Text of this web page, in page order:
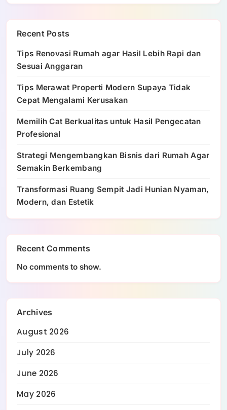
Recent Posts
Tips Renovasi Rumah agar Hasil Lebih Rapi dan
Sesuai Anggaran
Tips Merawat Properti Modern Supaya Tidak
Cepat Mengalami Kerusakan
Memilih Cat Berkualitas untuk Hasil Pengecatan
Profesional
Strategi Mengembangkan Bisnis dari Rumah Agar
Semakin Berkembang
Transformasi Ruang Sempit Jadi Hunian Nyaman,
Modern, dan Estetik
Recent Comments
No comments to show.
Archives
August 2026
July 2026
June 2026
May 2026